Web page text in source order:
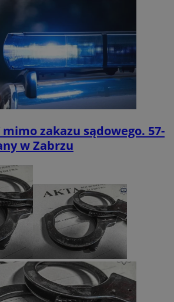
mimo zakazu sądowego. 57-
w Zabrzu